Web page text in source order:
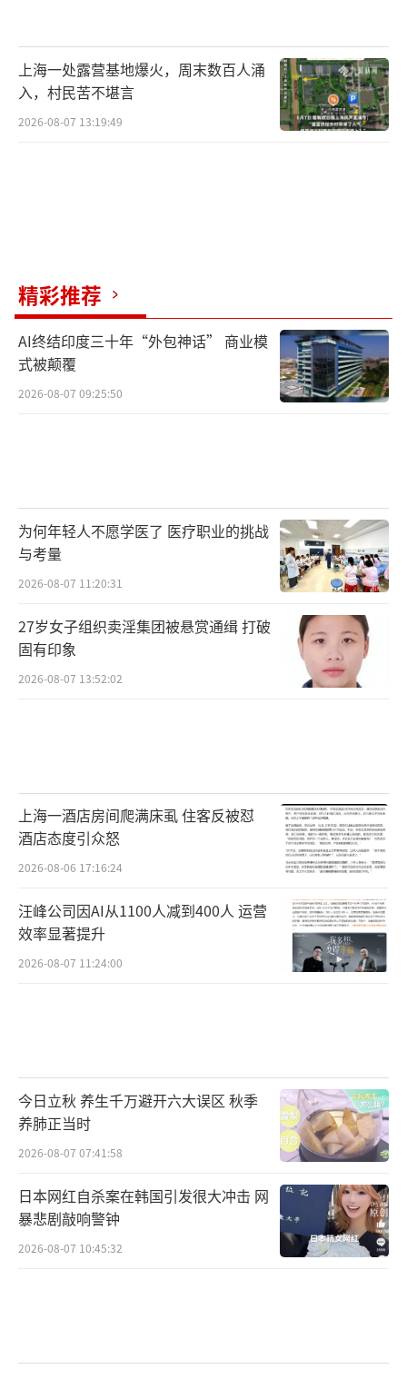
上海一处露营基地爆火，周末数百人涌
入，村民苦不堪言
2026-08-07 13:19:49
精彩推荐
AI终结印度三十年“外包神话” 商业模
式被颠覆
2026-08-07 09:25:50
为何年轻人不愿学医了 医疗职业的挑战
与考量
2026-08-07 11:20:31
27岁女子组织卖淫集团被悬赏通缉 打破
固有印象
2026-08-07 13:52:02
上海一酒店房间爬满床虱 住客反被怼
酒店态度引众怒
2026-08-06 17:16:24
汪峰公司因AI从1100人减到400人 运营
效率显著提升
2026-08-07 11:24:00
今日立秋 养生千万避开六大误区 秋季
养肺正当时
2026-08-07 07:41:58
日本网红自杀案在韩国引发很大冲击 网
暴悲剧敲响警钟
2026-08-07 10:45:32